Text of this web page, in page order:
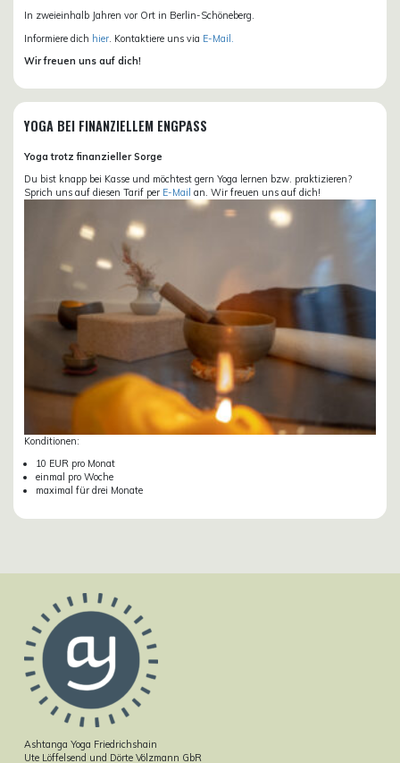
In zweieinhalb Jahren vor Ort in Berlin-Schöneberg.
Informiere dich hier . Kontaktiere uns via E-Mail.
Wir freuen uns auf dich!
YOGA BEI FINANZIELLEM ENGPASS
Yoga trotz finanzieller Sorge
Du bist knapp bei Kasse und möchtest gern Yoga lernen bzw. praktizieren?
Sprich uns auf diesen Tarif per E-Mail an. Wir freuen uns auf dich!
Konditionen:
10 EUR pro Monat
einmal pro Woche
maximal für drei Monate
Ashtanga Yoga Friedrichshain
Ute Löffelsend und Dörte Völzmann GbR